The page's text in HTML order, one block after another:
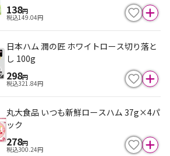
138円
税込149.04円
日本ハム 潤の匠 ホワイトロース切り落と
し 100g
298円
税込321.84円
丸大食品 いつも新鮮ロースハム 37g×4パ
ック
278円
税込300.24円